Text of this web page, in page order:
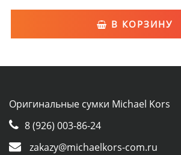
В КОРЗИНУ
Оригинальные сумки Michael Kors
8 (926) 003-86-24
zakazy@michaelkors-com.ru